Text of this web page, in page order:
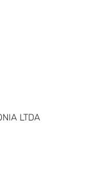
LTDA